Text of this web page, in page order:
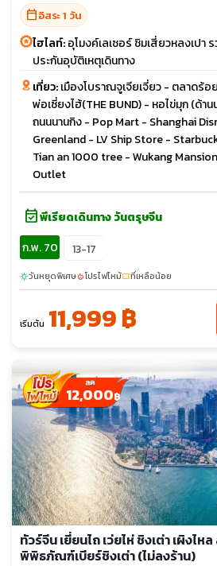
calendar_todayอิสระ 1 วัน
ไฮไลท์:อุโมงค์เลเซอร์ ชิมเสี่ยวหลงเปา
ประกันอุบัติเหตุเดินทาง
เที่ยว:เมืองโบราณจูเจียเจี่ยว - ตลาดร้อ
พ่อเซี่ยงไฮ้(THE BUND) - หอไข่มุก (ด้า
ถนนนานกิง - Pop Mart - Shanghai
Greenland - LV Ship Store -
Tian an 1000 tree - Wukang
Outlet
event_availableพีเรียดเดินทาง วันตรุษจีน
ก.พ. 70
13-17
sunnyวันหยุดพิเศษlocal_fire_departmentโปรไฟไหม้confirmation_numberที่เหลือน้อย
เริ่มต้น 11,999 ฿
12,000฿
ทัวร์จีน เยี่ยนไถ เว่ยไห่ ชิงเต่า เผิงไห
พิพิธภัณฑ์เบียร์ชิงเต่า (ไม่ลงร้าน)